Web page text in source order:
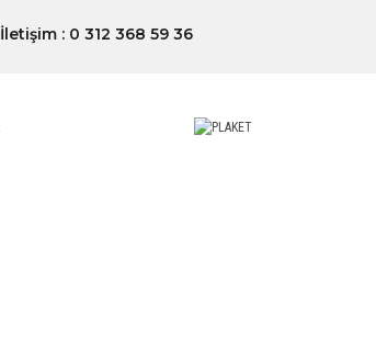
İletişim : 0 312 368 59 36